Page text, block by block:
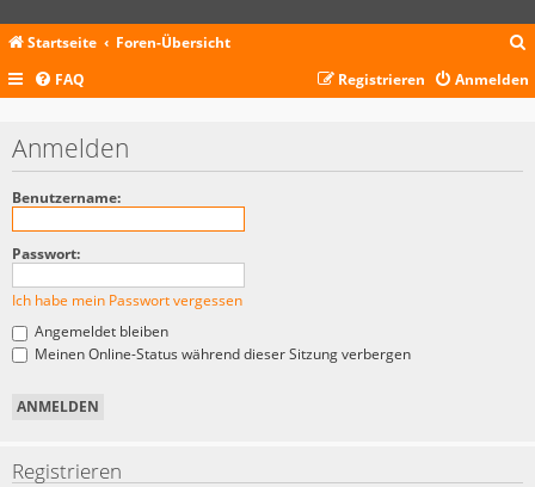
Startseite Foren-Übersicht
c
FAQ Anmelden
Registrieren
Anmelden
Benutzername:
Passwort:
Ich habe mein Passwort vergessen
Angemeldet bleiben
Meinen Online-Status während dieser Sitzung verbergen
Registrieren